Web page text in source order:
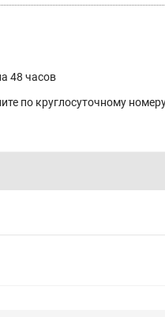
48 часов
по круглосуточному